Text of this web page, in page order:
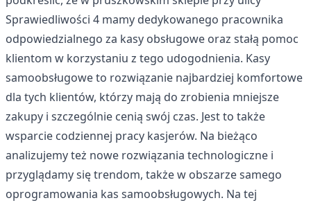
Sprawiedliwości 4 mamy dedykowanego pracownika
odpowiedzialnego za kasy obsługowe oraz stałą pomoc
klientom w korzystaniu z tego udogodnienia. Kasy
samoobsługowe to rozwiązanie najbardziej komfortowe
dla tych klientów, którzy mają do zrobienia mniejsze
zakupy i szczególnie cenią swój czas. Jest to także
wsparcie codziennej pracy kasjerów. Na bieżąco
analizujemy też nowe rozwiązania technologiczne i
przyglądamy się trendom, także w obszarze samego
oprogramowania kas samoobsługowych. Na tej